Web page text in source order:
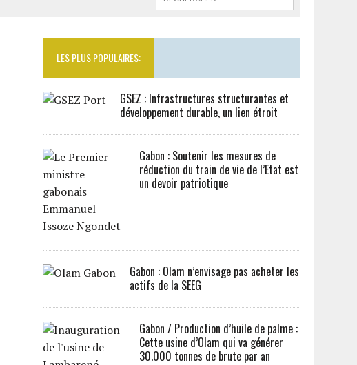
LES PLUS POPULAIRES:
GSEZ : Infrastructures structurantes et
développement durable, un lien étroit
Gabon : Soutenir les mesures de
réduction du train de vie de l’Etat est
un devoir patriotique
Gabon : Olam n’envisage pas acheter les
actifs de la SEEG
Gabon / Production d’huile de palme :
Cette usine d’Olam qui va générer
30.000 tonnes de brute par an